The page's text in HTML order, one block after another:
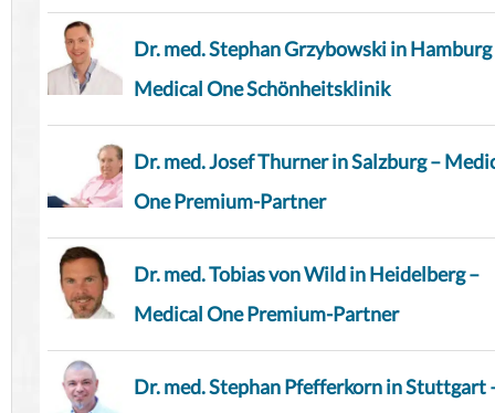
Dr. med. Stephan Grzybowski in Hamburg
Medical One Schönheitsklinik
Dr. med. Josef Thurner in Salzburg –
One Premium-Partner
Dr. med. Tobias von Wild in Heidelberg –
Medical One Premium-Partner
Dr. med. Stephan Pfefferkorn in Stuttgart